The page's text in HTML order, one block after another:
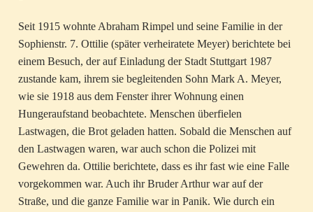
Seit 1915 wohnte Abraham Rimpel und seine Familie in der
Sophienstr. 7. Ottilie (später verheiratete Meyer) berichtete bei
einem Besuch, der auf Einladung der Stadt Stuttgart 1987
zustande kam, ihrem sie begleitenden Sohn Mark A. Meyer,
wie sie 1918 aus dem Fenster ihrer Wohnung einen
Hungeraufstand beobachtete. Menschen überfielen
Lastwagen, die Brot geladen hatten. Sobald die Menschen auf
den Lastwagen waren, war auch schon die Polizei mit
Gewehren da. Ottilie berichtete, dass es ihr fast wie eine Falle
vorgekommen war. Auch ihr Bruder Arthur war auf der
Straße, und die ganze Familie war in Panik. Wie durch ein